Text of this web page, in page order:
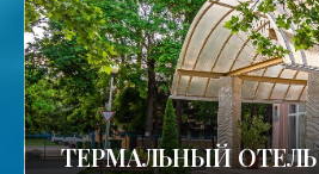
ТЕРМАЛЬНЫЙ ОТЕЛЬ